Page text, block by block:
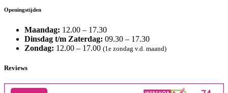
Openingstijden
Maandag: 12.00 – 17.30
Dinsdag t/m Zaterdag: 09.30 – 17.30
Zondag: 12.00 – 17.00 (1e zondag v.d. maand)
Reviews